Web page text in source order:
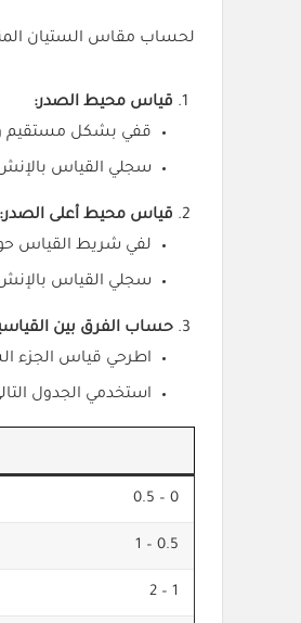
لحساب مقاس الستيان
قياس محيط الصدر:
قفي بشكل مستقيم
سجلي القياس بالإنش. إذا
قياس محيط أعلى الصدر:
لفي شريط القياس
سجلي القياس
حساب الفرق بين
اطرحي قياس الجزء
استخدمي الجدول
0 – 0.5
0.5 – 1
1 – 2